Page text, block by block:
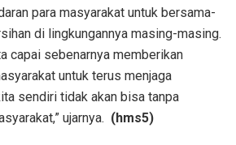
para masyarakat untuk bersama-
di lingkungannya masing-masing.
capai sebenarnya memberikan
untuk terus menjaga
sendiri tidak akan bisa tanpa
ujarnya. (hms5)